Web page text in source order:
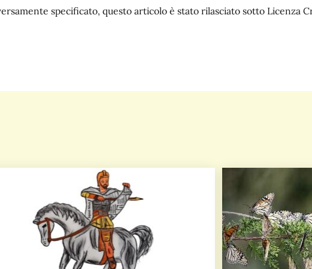
specificato, questo articolo è stato rilasciato sotto Licenza